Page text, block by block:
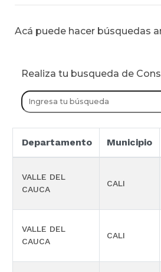
Acá puede hacer búsquedas
Realiza tu busqueda de
Departamento Municipio
VALLE DEL
CAUCA
CALI
VALLE DEL
CAUCA
CALI